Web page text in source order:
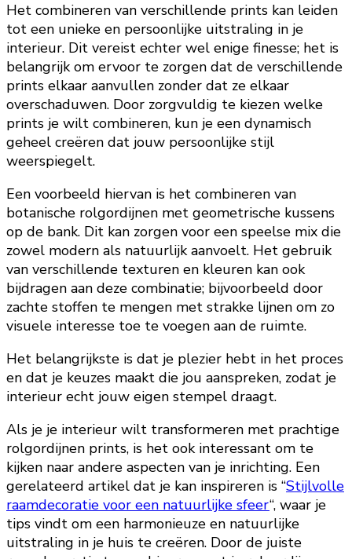
Het combineren van verschillende prints kan leiden
tot een unieke en persoonlijke uitstraling in je
interieur. Dit vereist echter wel enige finesse; het is
belangrijk om ervoor te zorgen dat de verschillende
prints elkaar aanvullen zonder dat ze elkaar
overschaduwen. Door zorgvuldig te kiezen welke
prints je wilt combineren, kun je een dynamisch
geheel creëren dat jouw persoonlijke stijl
weerspiegelt.
Een voorbeeld hiervan is het combineren van
botanische rolgordijnen met geometrische kussens
op de bank. Dit kan zorgen voor een speelse mix die
zowel modern als natuurlijk aanvoelt. Het gebruik
van verschillende texturen en kleuren kan ook
bijdragen aan deze combinatie; bijvoorbeeld door
zachte stoffen te mengen met strakke lijnen om zo
visuele interesse toe te voegen aan de ruimte.
Het belangrijkste is dat je plezier hebt in het proces
en dat je keuzes maakt die jou aanspreken, zodat je
interieur echt jouw eigen stempel draagt.
Als je je interieur wilt transformeren met prachtige
rolgordijnen prints, is het ook interessant om te
kijken naar andere aspecten van je inrichting. Een
gerelateerd artikel dat je kan inspireren is “Stijlvolle
raamdecoratie voor een natuurlijke sfeer“, waar je
tips vindt om een harmonieuze en natuurlijke
uitstraling in je huis te creëren. Door de juiste